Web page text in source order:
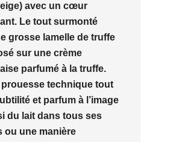
avec un cœur
Le tout surmonté
grosse lamelle de truffe
sur une crème
parfumé à la truffe.
prouesse technique tout
et parfum à l’image
du lait dans tous ses
ou une manière